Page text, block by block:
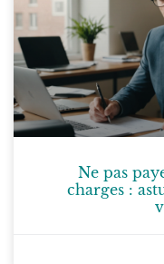
Ne pas
charges :